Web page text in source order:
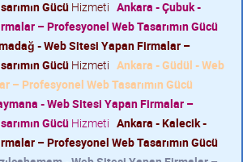
Gücü Hizmeti Ankara - Çubuk -
– Profesyonel Web Tasarımın Gücü
- Web Sitesi Yapan Firmalar –
Gücü Hizmeti Ankara - Güdül - Web
– Profesyonel Web Tasarımın Gücü
- Web Sitesi Yapan Firmalar –
Gücü Hizmeti Ankara - Kalecik -
– Profesyonel Web Tasarımın Gücü